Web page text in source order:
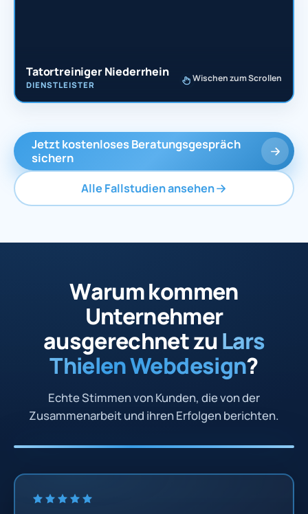
Tatortreiniger Niederrhein
DIENSTLEISTER
Wischen zum Scrollen
Jetzt kostenloses Beratungsgespräch
sichern
Alle Fallstudien ansehen
Warum kommen
Unternehmer
ausgerechnet zuLars
Thielen Webdesign?
Echte Stimmen von Kunden, die von der
Zusammenarbeit und ihren Erfolgen berichten.